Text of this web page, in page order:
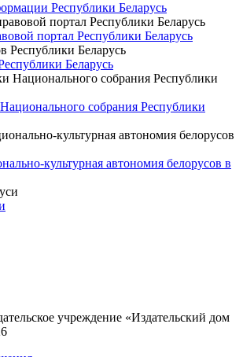
Республики Беларусь
портал Республики Беларусь
Беларусь
собрания Республики
культурная автономия белорусов в
учреждение «Издательский дом